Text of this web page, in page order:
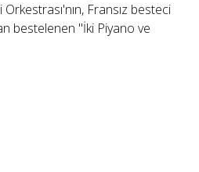
Fransız besteci
bestelenen "İki Piyano ve